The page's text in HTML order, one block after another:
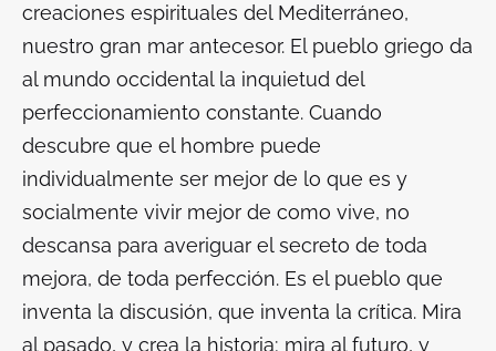
creaciones espirituales del Mediterráneo,
nuestro gran mar antecesor. El pueblo griego da
al mundo occidental la inquietud del
perfeccionamiento constante. Cuando
descubre que el hombre puede
individualmente ser mejor de lo que es y
socialmente vivir mejor de como vive, no
descansa para averiguar el secreto de toda
mejora, de toda perfección. Es el pueblo que
inventa la discusión, que inventa la crítica. Mira
al pasado, y crea la historia; mira al futuro, y